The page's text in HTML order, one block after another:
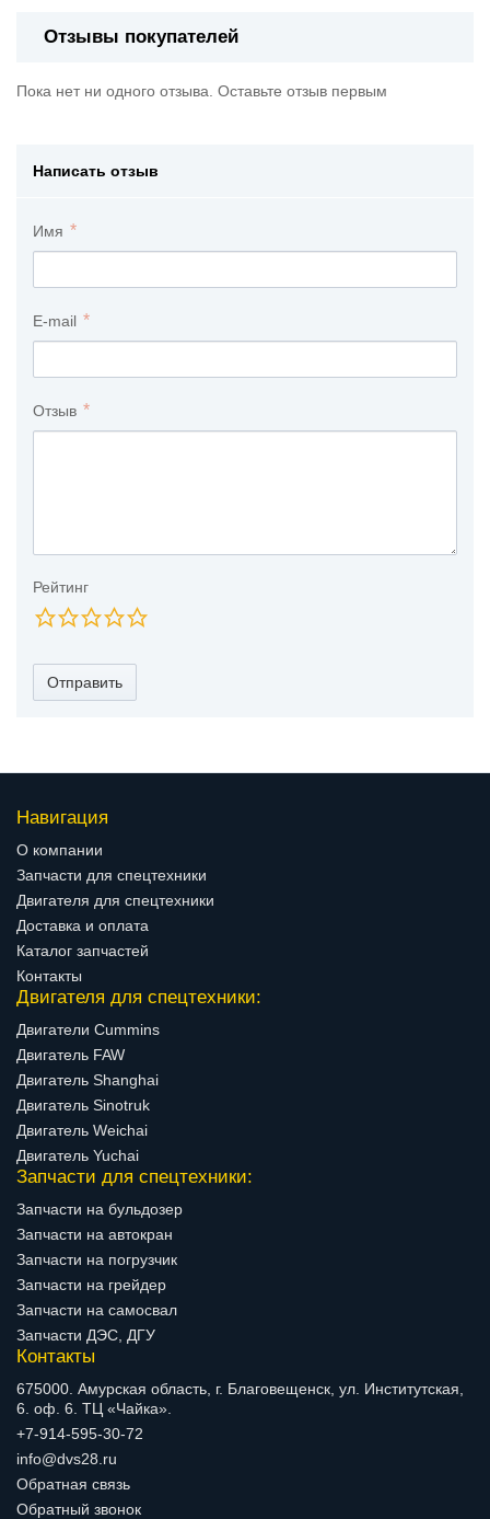
Отзывы покупателей
Пока нет ни одного отзыва. Оставьте отзыв первым
Написать отзыв
Имя
E-mail
Отзыв
Рейтинг
Отправить
Навигация
О компании
Запчасти для спецтехники
Двигателя для спецтехники
Доставка и оплата
Каталог запчастей
Контакты
Двигателя для спецтехники:
Двигатели Cummins
Двигатель FAW
Двигатель Shanghai
Двигатель Sinotruk
Двигатель Weichai
Двигатель Yuchai
Запчасти для спецтехники:
Запчасти на бульдозер
Запчасти на автокран
Запчасти на погрузчик
Запчасти на грейдер
Запчасти на самосвал
Запчасти ДЭС, ДГУ
Контакты
675000. Амурская область, г. Благовещенск, ул. Институтская,
6. оф. 6. ТЦ «Чайка».
+7-914-595-30-72
info@dvs28.ru
Обратная связь
Обратный звонок